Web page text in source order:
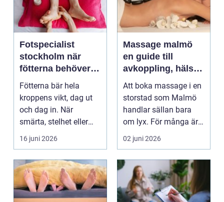
Fotspecialist
stockholm när
fötterna behöver
mer än vila
Fötterna bär hela
kroppens vikt, dag ut
och dag in. När
smärta, stelhet eller
felställningar uppstår...
16 juni 2026
Massage malmö
en guide till
avkoppling, hälsa
och välmående
Att boka massage i en
storstad som Malmö
handlar sällan bara
om lyx. För många är
det ett sätt att h...
02 juni 2026